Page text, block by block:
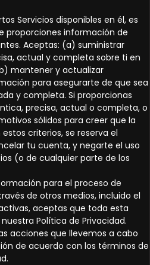
Servicios disponibles en él, es
proporciones información de
Aceptas: (a) suministrar
actual y completa sobre ti en
mantener y actualizar
para asegurarte de que sea
y completa. Si proporcionas
precisa, actual o completa, o
motivos sólidos para creer que la
criterios, se reserva el
tu cuenta, y negarte el uso
(o de cualquier parte de los
para el proceso de
de otros medios, incluido el
aceptas que toda esta
Política de Privacidad.
acciones que llevemos a cabo
de acuerdo con los términos de